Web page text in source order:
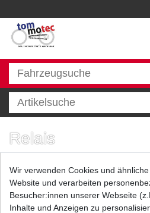
Relais
Wir verwenden Cookies und
Website und verarbeiten
Besucher:innen unserer Webseite
Inhalte und Anzeigen zu